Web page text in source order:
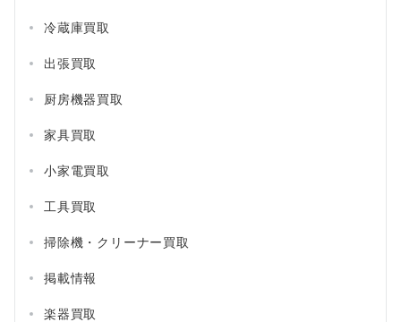
冷蔵庫買取
出張買取
厨房機器買取
家具買取
小家電買取
工具買取
掃除機・クリーナー買取
掲載情報
楽器買取